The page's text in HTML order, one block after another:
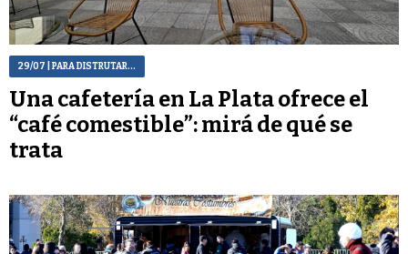
29/07 | PARA DISTRUTAR...
Una cafetería en La Plata ofrece el
“café comestible”: mirá de qué se
trata